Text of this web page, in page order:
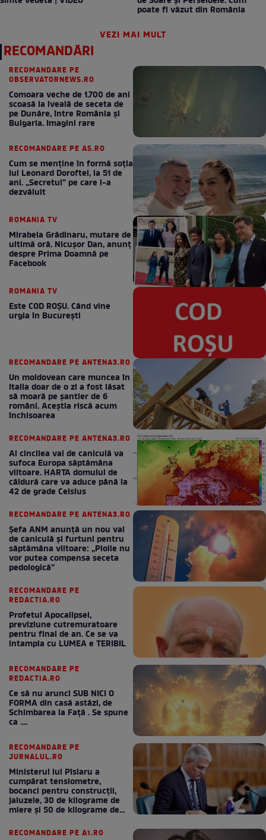
poate fi văzut din România
VEZI MAI MULT
RECOMANDĂRI
RECOMANDARE PE
OBSERVATORNEWS.RO
Comoara veche de 1.700 de ani
scoasă la iveală de seceta de
pe Dunăre, între România şi
Bulgaria. Imagini rare
RECOMANDARE PE AS.RO
Cum se menţine în formă soţia
lui Leonard Doroftei, la 51 de
ani. „Secretul” pe care l-a
dezvăluit
ROMANIA TV
Mirabela Grădinaru, mutare de
ultimă oră. Nicuşor Dan, anunţ
despre Prima Doamnă pe
Facebook
ROMANIA TV
Este COD ROŞU. Când vine
urgia în Bucureşti
RECOMANDARE PE ANTENA3.RO
Un moldovean care muncea în
Italia doar de o zi a fost lăsat
să moară pe şantier de 6
români. Aceștia riscă acum
închisoarea
RECOMANDARE PE ANTENA3.RO
Al cincilea val de caniculă va
sufoca Europa săptămâna
viitoare. HARTA domului de
căldură care va aduce până la
42 de grade Celsius
RECOMANDARE PE ANTENA3.RO
Șefa ANM anunță un nou val
de caniculă și furtuni pentru
săptămâna viitoare: „Ploile nu
vor putea compensa seceta
pedologică”
RECOMANDARE PE
REDACTIA.RO
Profetul Apocalipsei,
previziune cutremuratoare
pentru final de an. Ce se va
intampla cu LUMEA e TERIBIL
RECOMANDARE PE
REDACTIA.RO
Ce să nu arunci SUB NICI O
FORMA din casă astăzi, de
Schimbarea la Față . Se spune
ca ....
RECOMANDARE PE
JURNALUL.RO
Ministerul lui Pîslaru a
cumpărat tensiometre,
bocanci pentru construcții,
jaluzele, 30 de kilograme de
miere și 50 de kilograme de
RECOMANDARE PE A1.RO